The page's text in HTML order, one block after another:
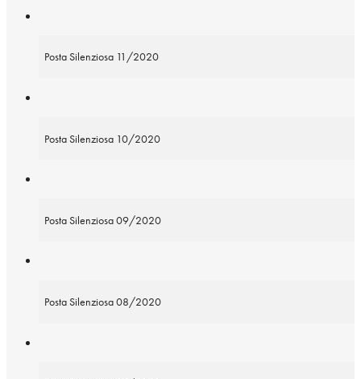
Posta Silenziosa 11/2020
Posta Silenziosa 10/2020
Posta Silenziosa 09/2020
Posta Silenziosa 08/2020